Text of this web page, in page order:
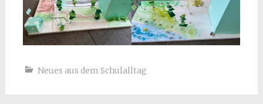
Neues aus dem Schulalltag